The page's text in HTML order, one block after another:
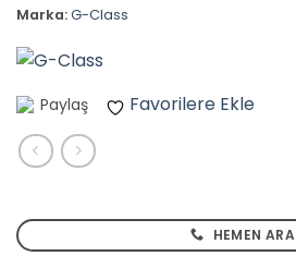
Marka:G-Class
Paylaş Favorilere Ekle
HEMEN ARA